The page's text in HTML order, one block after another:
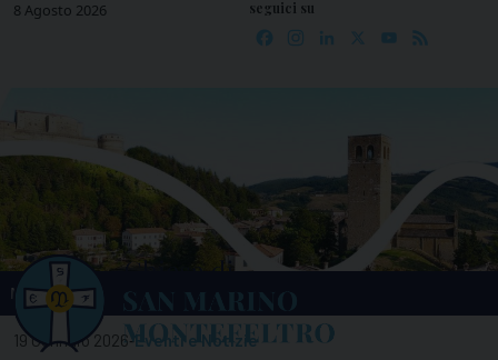
Skip8 Agosto 2026 seguici su
Facebook
Instagram
LinkedIn YouTube
MENU
19 Gennaio 2026-Eventi e Notizie